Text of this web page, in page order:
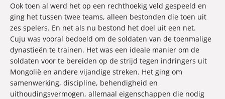
Ook toen al werd het op een rechthoekig veld gespeeld en
ging het tussen twee teams, alleen bestonden die toen uit
zes spelers. En net als nu bestond het doel uit een net.
Cuju was vooral bedoeld om de soldaten van de toenmalige
dynastieën te trainen. Het was een ideale manier om de
soldaten voor te bereiden op de strijd tegen indringers uit
Mongolië en andere vijandige streken. Het ging om
samenwerking, discipline, behendigheid en
uithoudingsvermogen, allemaal eigenschappen die nodig